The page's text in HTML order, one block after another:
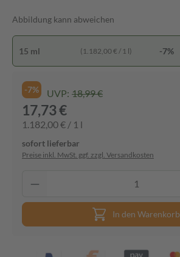
Abbildung kann abweichen
15 ml (1.182,00 € / 1 l) -7%
-7% UVP: 18,99 €
17,73 €
1.182,00 € / 1 l
sofort lieferbar
Preise inkl. MwSt. ggf. zzgl. Versandkosten
In den Warenkorb